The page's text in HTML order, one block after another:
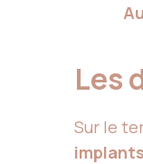
Les
Sur le